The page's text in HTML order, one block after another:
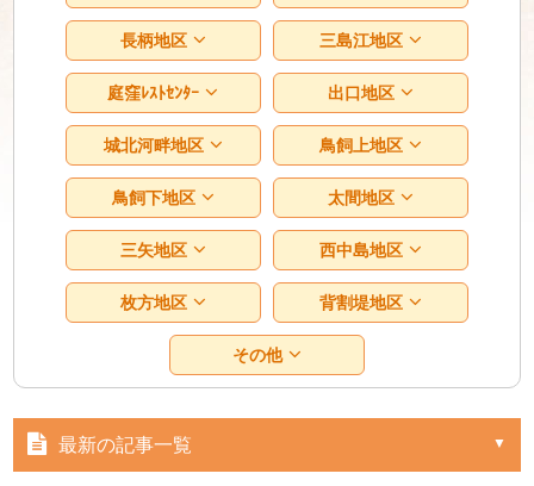
長柄地区 三島江地区
庭窪ﾚｽﾄｾﾝﾀｰ 出口地区
城北河畔地区 鳥飼上地区
鳥飼下地区 太間地区
三矢地区 西中島地区
枚方地区 背割堤地区
その他
最新の記事一覧